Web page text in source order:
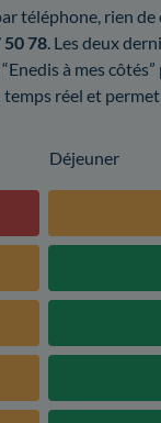
téléphone, rien
50 78 . Les deux
à mes
réel et
Déjeuner